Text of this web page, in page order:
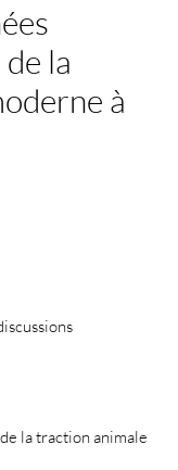
la
à
la traction animale